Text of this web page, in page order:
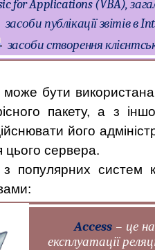
forApplications (VBA),
засобипублікаціїзвітівв
засоби створення
може бути
пакету, а з
його
цього сервера.
з популярних систем
:
Access – це
експлуатації